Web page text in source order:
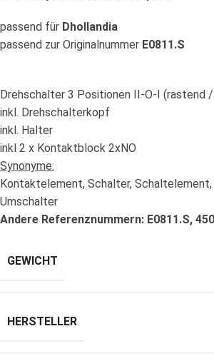
passend für Dhollandia
passend zur Originalnummer E0811.S
Drehschalter 3 Positionen II-O-I (rastend
inkl. Drehschalterkopf
inkl. Halter
inkl 2 x Kontaktblock 2xNO
Synonyme:
Kontaktelement, Schalter, Schaltelement,
Umschalter
Andere Referenznummern: E0811.S,
GEWICHT
HERSTELLER